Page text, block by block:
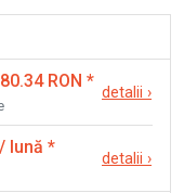
RON *
detalii ›
lună *
detalii ›